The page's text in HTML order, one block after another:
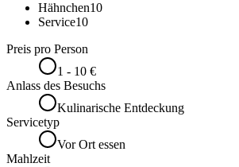
Hähnchen10
Service10
Preis pro Person
1 - 10 €
Anlass des Besuchs
Kulinarische Entdeckung
Servicetyp
Vor Ort essen
Mahlzeit